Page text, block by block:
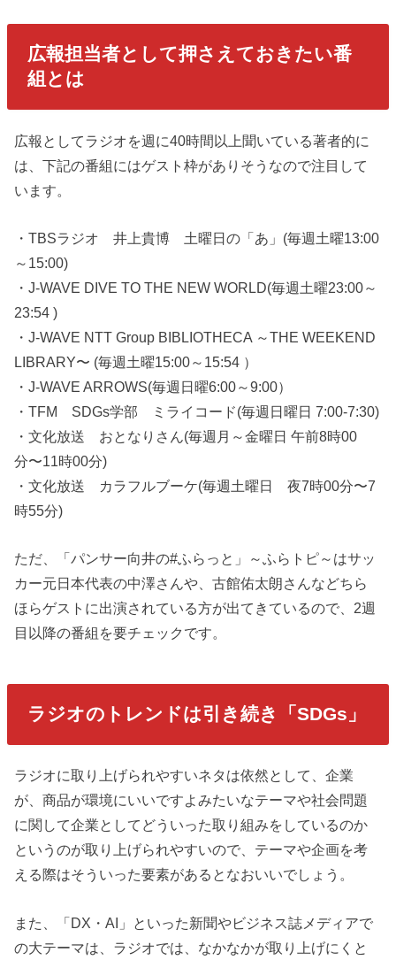
広報担当者として押さえておきたい番
組とは
広報としてラジオを週に40時間以上聞いている著者的に
は、下記の番組にはゲスト枠がありそうなので注目して
います。
・TBSラジオ 井上貴博 土曜日の「あ」(毎週土曜13:00
～15:00)
・J-WAVE DIVE TO THE NEW WORLD(毎週土曜23:00～
23:54 )
・J-WAVE NTT Group BIBLIOTHECA ～THE WEEKEND
LIBRARY〜 (毎週土曜15:00～15:54 ）
・J-WAVE ARROWS(毎週日曜6:00～9:00）
・TFM SDGs学部 ミライコード(毎週日曜日 7:00-7:30)
・文化放送 おとなりさん(毎週月～金曜日 午前8時00
分〜11時00分)
・文化放送 カラフルブーケ(毎週土曜日 夜7時00分〜7
時55分)
ただ、「パンサー向井の#ふらっと」～ふらトピ～はサッ
カー元日本代表の中澤さんや、古館佑太朗さんなどちら
ほらゲストに出演されている方が出てきているので、2週
目以降の番組を要チェックです。
ラジオのトレンドは引き続き「SDGs」
ラジオに取り上げられやすいネタは依然として、企業
が、商品が環境にいいですよみたいなテーマや社会問題
に関して企業としてどういった取り組みをしているのか
というのが取り上げられやすいので、テーマや企画を考
える際はそういった要素があるとなおいいでしょう。
また、「DX・AI」といった新聞やビジネス誌メディアで
の大テーマは、ラジオでは、なかなかが取り上げにくと